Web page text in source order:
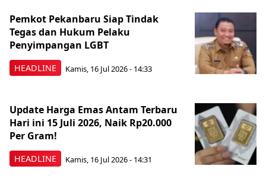
HEADLINE
Pemkot Pekanbaru Siap Tindak
Tegas dan Hukum Pelaku
Penyimpangan LGBT
Kamis, 16 Jul 2026 - 14:33
HEADLINE
Update Harga Emas Antam Terbaru
Hari ini 15 Juli 2026, Naik Rp20.000
Per Gram!
Kamis, 16 Jul 2026 - 14:31